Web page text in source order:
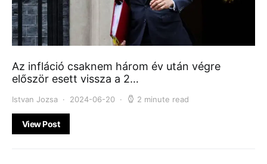
Az infláció csaknem három év után végre
először esett vissza a 2…
Istvan Jozsa 2024-06-20 2 minute read
View Post